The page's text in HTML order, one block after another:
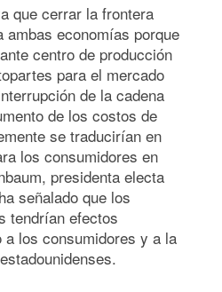
que cerrar la frontera
economías porque
centro de producción
para el mercado
de la cadena
de los costos de
se traducirían en
los consumidores en
presidenta electa
señalado que los
tendrían efectos
a los consumidores y a la